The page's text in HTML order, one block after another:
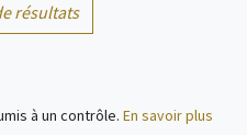
3/6 personne(s)
résultats
à un contrôle. En savoir plus